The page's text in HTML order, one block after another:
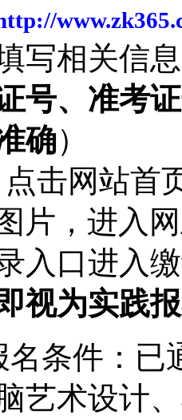
写相关信
号、准考
确）
击网站首
，进入网
入口进入
视为实践
条件：已
艺术设计